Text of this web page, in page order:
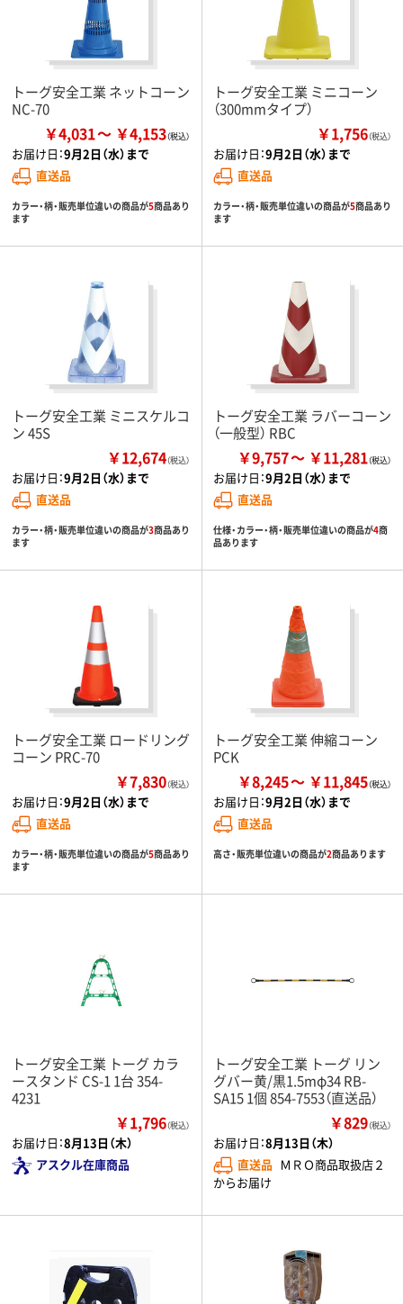
トーグ安全工業 ネットコーン
NC-70
￥4,031 ￥4,153
お届け日：9月2日（水）まで
直送品
カラー・柄・販売単位違いの商品が5商品あり
ます
トーグ安全工業 ミニコーン
（300mmタイプ）
￥1,756（税込）
お届け日：9月2日（水）まで
直送品
カラー・柄・販売単位違いの商品が5商品あり
ます
トーグ安全工業 ミニスケルコ
ン 45S
￥12,674（税込）
お届け日：9月2日（水）まで
直送品
カラー・柄・販売単位違いの商品が3商品あり
ます
トーグ安全工業 ラバーコーン
（一般型） RBC
￥9,757 ￥11,281
お届け日：9月2日（水）まで
直送品
仕様・カラー・柄・販売単位違いの商品が4商
品あります
トーグ安全工業 ロードリング
コーン PRC-70
￥7,830（税込）
お届け日：9月2日（水）まで
直送品
カラー・柄・販売単位違いの商品が5商品あり
ます
トーグ安全工業 伸縮コーン
PCK
￥8,245 ￥11,845
お届け日：9月2日（水）まで
直送品
高さ・販売単位違いの商品が2商品あります
トーグ安全工業 トーグ カラ
ースタンド CS-1 1台 354-
4231
￥1,796（税込）
お届け日：8月13日（木）
アスクル在庫商品
トーグ安全工業 トーグ リン
グバー黄/黒1.5mφ34 RB-
SA15 1個 854-7553（直送品）
￥829（税込）
お届け日：8月13日（木）
直送品 ＭＲＯ商品取扱店２
からお届け